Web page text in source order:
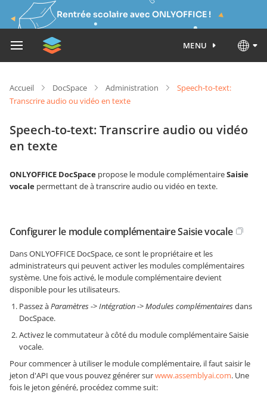
Rentrée scolaire avec ONLYOFFICE !
MENU
Accueil DocSpace Administration
Speech-to-text:
Transcrire audio ou vidéo en texte
Speech-to-text: Transcrire audio ou vidéo
en texte
ONLYOFFICE DocSpace propose le module complémentaireSaisie
vocale permettant de à transcrire audio ou vidéo en texte.
Configurer le module complémentaire Saisie vocale
Dans ONLYOFFICE DocSpace, ce sont le propriétaire et les
administrateurs qui peuvent activer les modules complémentaires
système. Une fois activé, le module complémentaire devient
disponible pour les utilisateurs.
Passez àParamètres->Intégration->Modules complémentairesdans
DocSpace.
Activez le commutateur à côté du module complémentaire Saisie
vocale.
Pour commencer à utiliser le module complémentaire, il faut saisir le
jeton d'API que vous pouvez générer surwww.assemblyai.com. Une
fois le jeton généré, procédez comme suit: